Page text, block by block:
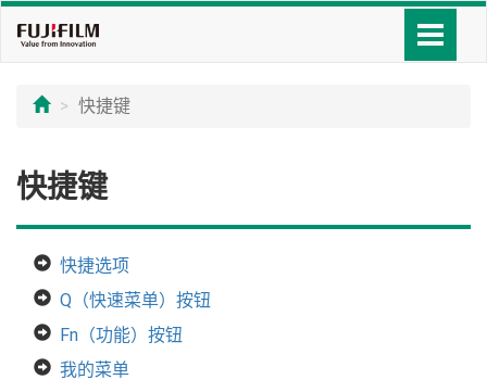
快捷键
快捷键
快捷选项
Q（快速菜单）按钮
Fn（功能）按钮
我的菜单